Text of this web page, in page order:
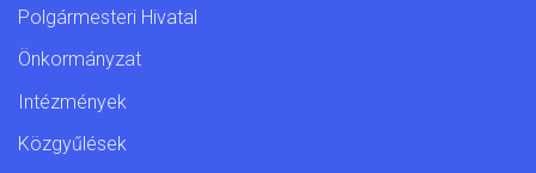
Polgármesteri Hivatal
Önkormányzat
Intézmények
Közgyűlések